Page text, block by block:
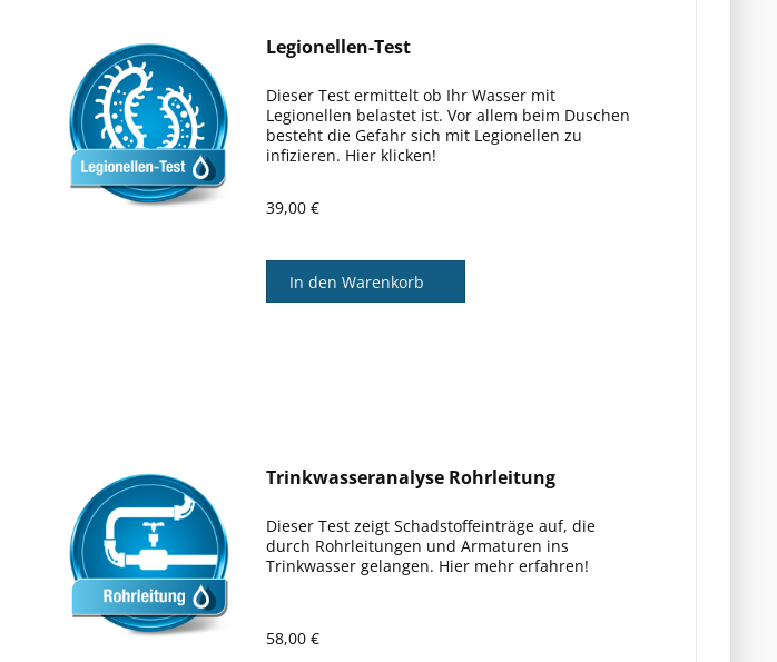
Legionellen-Test
Dieser Test ermittelt ob Ihr Wasser mit
Legionellen belastet ist. Vor allem beim Duschen
besteht die Gefahr sich mit Legionellen zu
infizieren. Hier klicken!
39,00 €
In den Warenkorb
Trinkwasseranalyse Rohrleitung
Dieser Test zeigt Schadstoffeinträge auf, die
durch Rohrleitungen und Armaturen ins
Trinkwasser gelangen. Hier mehr erfahren!
58,00 €